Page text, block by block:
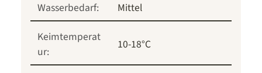
Wasserbedarf:
Mittel
Keimtemperat
ur:
10-18°C